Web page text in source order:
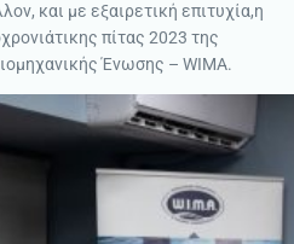
και με εξαιρετική επιτυχία,η
πίτας 2023 της
Ένωσης – WIMA.